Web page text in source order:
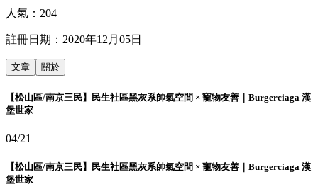
人氣： 204
註冊日期： 2020年12月05日
文章 關於
【松山區/南京三民】民生社區黑灰系帥氣空間 × 寵物友善｜Burgerciaga 漢
堡世家
04/21
【松山區/南京三民】民生社區黑灰系帥氣空間 × 寵物友善｜Burgerciaga 漢
堡世家